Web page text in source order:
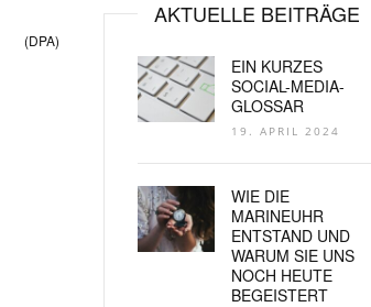
(DPA)
AKTUELLE BEITRÄGE
EIN KURZES
SOCIAL-MEDIA-
GLOSSAR
19. APRIL 2024
WIE DIE
MARINEUHR
ENTSTAND UND
WARUM SIE UNS
NOCH HEUTE
BEGEISTERT